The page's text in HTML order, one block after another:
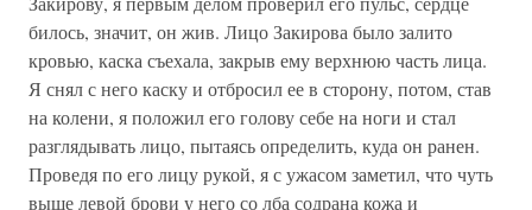
билось, значит, он жив. Лицо Закирова было залито
кровью, каска съехала, закрыв ему верхнюю часть лица.
Я снял с него каску и отбросил ее в сторону, потом, став
на колени, я положил его голову себе на ноги и стал
разглядывать лицо, пытаясь определить, куда он ранен.
Проведя по его лицу рукой, я с ужасом заметил, что чуть
выше левой брови у него со лба содрана кожа и